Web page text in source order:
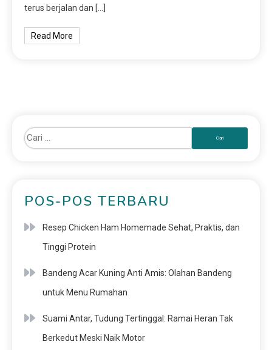
terus berjalan dan […]
Read More
POS-POS TERBARU
Resep Chicken Ham Homemade Sehat, Praktis, dan
Tinggi Protein
Bandeng Acar Kuning Anti Amis: Olahan Bandeng
untuk Menu Rumahan
Suami Antar, Tudung Tertinggal: Ramai Heran Tak
Berkedut Meski Naik Motor